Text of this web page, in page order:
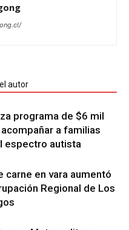
autor
programa de $6 mil
a familias
espectro autista
carne en vara aumentó
Regional de Los